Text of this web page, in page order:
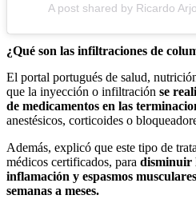
A post shared by Ricardo
¿Qué son las infiltraciones de
El portal portugués de salud,
que la inyección o infiltración se
de medicamentos en las
anestésicos, corticoides o
Además, explicó que este tipo de
médicos certificados, para disminuir
inflamación y espasmos
semanas a meses.